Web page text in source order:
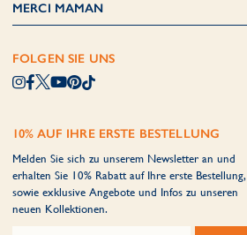
MERCI MAMAN
FOLGEN SIE UNS
10% AUF IHRE ERSTE BESTELLUNG
Melden Sie sich zu unserem Newsletter an und
erhalten Sie 10% Rabatt auf Ihre erste Bestellung,
sowie exklusive Angebote und Infos zu unseren
neuen Kollektionen.